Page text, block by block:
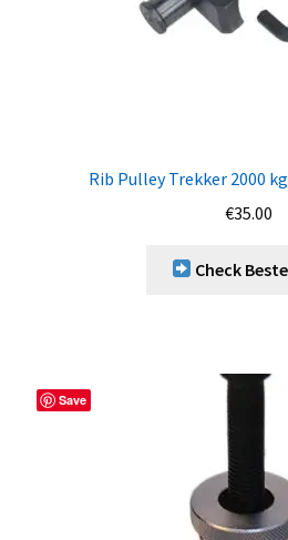
Rib Pulley Trekker 2000
€35.00
Check
Save